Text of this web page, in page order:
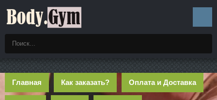
Главная Как заказать? Оплата и Доставка